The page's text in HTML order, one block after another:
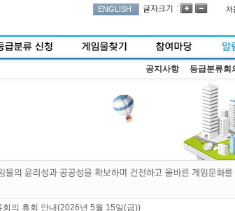
ENGLISH :
공지사항 등급분류회
회의 휴회 안내(2026년 5월 15일(금))